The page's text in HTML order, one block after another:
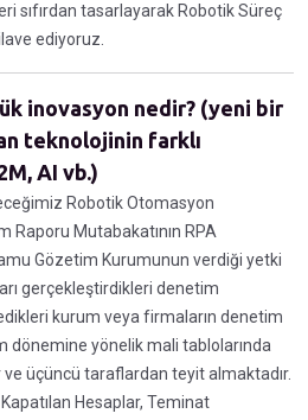
sıfırdan tasarlayarak Robotik Süreç
ediyoruz.
inovasyon nedir? (yeni bir
teknolojinin farklı
AI vb.)
Robotik Otomasyon
Raporu Mutabakatının RPA
Gözetim Kurumunun verdiği yetki
gerçekleştirdikleri denetim
kurum veya firmaların denetim
yönelik mali tablolarında
üçüncü taraflardan teyit almaktadır.
Hesaplar, Teminat